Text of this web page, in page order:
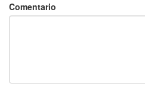
Comentario